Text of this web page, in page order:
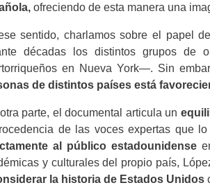
ofreciendo de esta manera una
sentido, charlamos sobre el papel de
décadas los distintos grupos de
en Nueva York—. Sin
de distintos países está
parte, el documental articula un
de las voces expertas que
al público estadounidense
y culturales del propio país,
la historia de Estados Unidos